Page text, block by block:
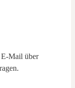
Mail über